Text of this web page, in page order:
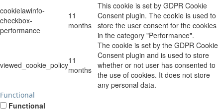
cookielawinfo-
checkbox-
performance
11
months
This cookie is set by GDPR Cookie
Consent plugin. The cookie is used to
store the user consent for the cookies
in the category "Performance".
viewed_cookie_policy11
months
The cookie is set by the GDPR Cookie
Consent plugin and is used to store
whether or not user has consented to
the use of cookies. It does not store
any personal data.
Functional
Functional